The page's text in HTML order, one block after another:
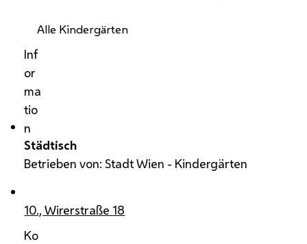
Alle Kindergärten
Inf
or
ma
tio
n
Städtisch
Betrieben von: Stadt Wien - Kindergärten
10., Wirerstraße 18
Ko